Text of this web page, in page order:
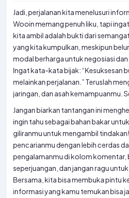
Jadi, perjalanan kita menelusuri
Wooin memang penuh liku, tapi
kita ambil adalah bukti dari
yang kita kumpulkan, meskipun
modal berharga untuk negosiasi dan
Ingat kata-kata bijak: “Kesuksesan
melainkan perjalanan.” Teruslah
jaringan, dan asah kemampuanmu.
Jangan biarkan tantangan ini
ingin tahu sebagai bahan bakar
giliranmu untuk mengambil
pencarianmu dengan lebih cerdas
pengalamanmu di kolom
seperjuangan, dan jangan ragu
Bersama, kita bisa membuka pintu
informasi yang kamu temukan bisa